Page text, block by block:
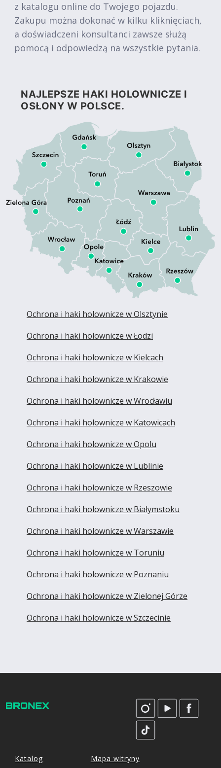
z katalogu online do Twojego pojazdu.
Zakupu można dokonać w kilku kliknięciach,
a doświadczeni konsultanci zawsze służą
pomocą i odpowiedzą na wszystkie pytania.
NAJLEPSZE HAKI HOLOWNICZE I
OSŁONY W POLSCE.
Ochrona i haki holownicze w Olsztynie
Ochrona i haki holownicze w Łodzi
Ochrona i haki holownicze w Kielcach
Ochrona i haki holownicze w Krakowie
Ochrona i haki holownicze w Wrocławiu
Ochrona i haki holownicze w Katowicach
Ochrona i haki holownicze w Opolu
Ochrona i haki holownicze w Lublinie
Ochrona i haki holownicze w Rzeszowie
Ochrona i haki holownicze w Białymstoku
Ochrona i haki holownicze w Warszawie
Ochrona i haki holownicze w Toruniu
Ochrona i haki holownicze w Poznaniu
Ochrona i haki holownicze w Zielonej Górze
Ochrona i haki holownicze w Szczecinie
Katalog
Mapa witryny